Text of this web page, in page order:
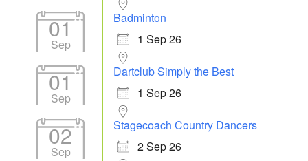
01
Sep
Badminton
1 Sep 26
01
Sep
Dartclub Simply the Best
1 Sep 26
02
Sep
Stagecoach Country Dancers
2 Sep 26